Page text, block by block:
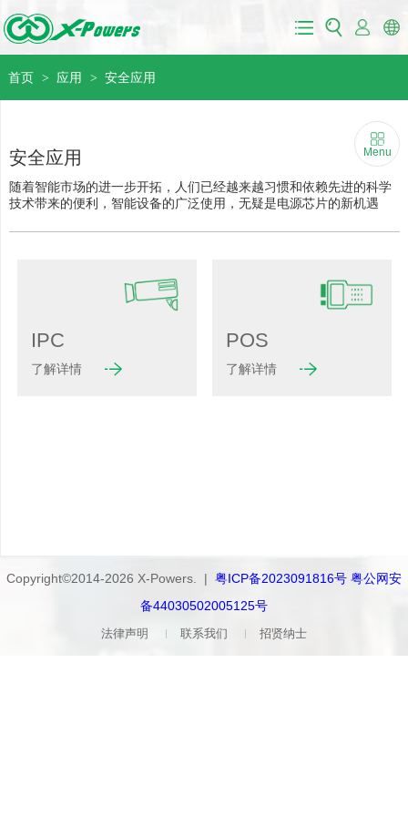
首页 > 应用 > 安全应用
Menu
安全应用
随着智能市场的进一步开拓，人们已经越来越习惯和依赖先进的科学
技术带来的便利，智能设备的广泛使用，无疑是电源芯片的新机遇
IPC
了解详情
POS
了解详情
Copyright©2014-2026 X-Powers. | 粤ICP备2023091816号 粤公网安
备44030502005125号
法律声明 联系我们 招贤纳士